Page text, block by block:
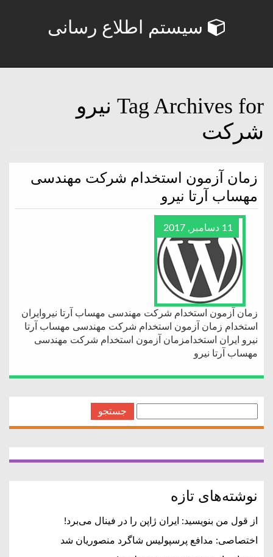
سیستم اطلاع رسانی
Tag Archives for نیرو
شركت
زمان آزمون استخدام شركت مهندسی
مهساب آرتا نیرو
11 دسامبر, 2017
زمان آزمون استخدام شركت مهندسی مهساب آرتا نیروایران
استخدام زمان آزمون استخدام شركت مهندسی مهساب آرتا
نیرو ایران استخدامزمان آزمون استخدام شركت مهندسی
مهساب آرتا نیرو
نوشته‌های تازه
از قول من بنویسید: ایران ژاپن را در فینال می‌برد!
اختصاصی: مدافع پرسپولیس شاگرد منصوریان شد